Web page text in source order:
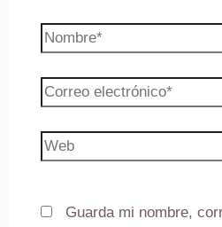
Nombre*
Correo
electrónico*
Web
Guarda mi nombre,